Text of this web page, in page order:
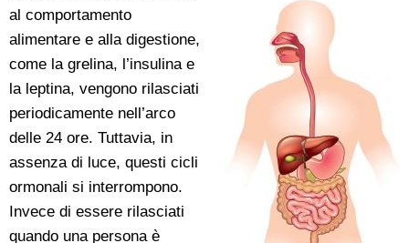
al comportamento
alimentare e alla digestione,
come la grelina, l’insulina e
la leptina, vengono rilasciati
periodicamente nell’arco
delle 24 ore. Tuttavia, in
assenza di luce, questi cicli
ormonali si interrompono.
Invece di essere rilasciati
quando una persona è